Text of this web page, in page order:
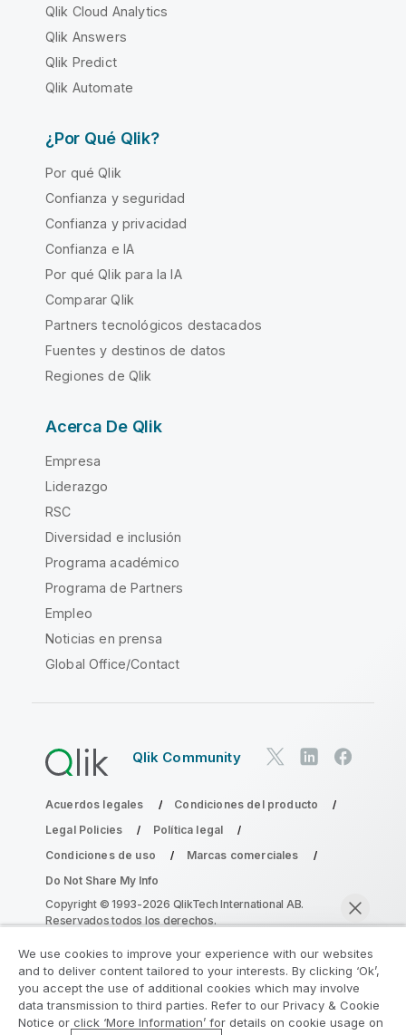
Qlik Cloud Analytics
Qlik Answers
Qlik Predict
Qlik Automate
¿Por Qué Qlik?
Por qué Qlik
Confianza y seguridad
Confianza y privacidad
Confianza e IA
Por qué Qlik para la IA
Comparar Qlik
Partners tecnológicos destacados
Fuentes y destinos de datos
Regiones de Qlik
Acerca De Qlik
Empresa
Liderazgo
RSC
Diversidad e inclusión
Programa académico
Programa de Partners
Empleo
Noticias en prensa
Global Office/Contact
Qlik Community
Acuerdos legales
Condiciones del producto
Legal Policies
Política legal
Condiciones de uso
Marcas comerciales
Do Not Share My Info
Copyright © 1993-2026 QlikTech International AB.
Reservados todos los derechos.
Únase al Programa de modernización de
la analítica
We use cookies to improve your experience with our websites
and to deliver content tailored to your interests. By clicking ‘Ok’,
you accept the use of additional cookies which may involve
data transmission to third parties. Refer to our Privacy & Cookie
Notice or click ‘More Information’ for details on cookie usage on